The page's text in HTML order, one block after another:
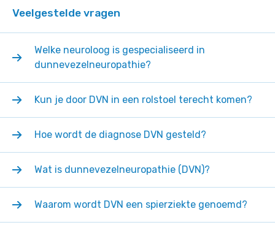
Veelgestelde vragen
Welke neuroloog is gespecialiseerd in
dunnevezelneuropathie?
Kun je door DVN in een rolstoel terecht komen?
Hoe wordt de diagnose DVN gesteld?
Wat is dunnevezelneuropathie (DVN)?
Waarom wordt DVN een spierziekte genoemd?